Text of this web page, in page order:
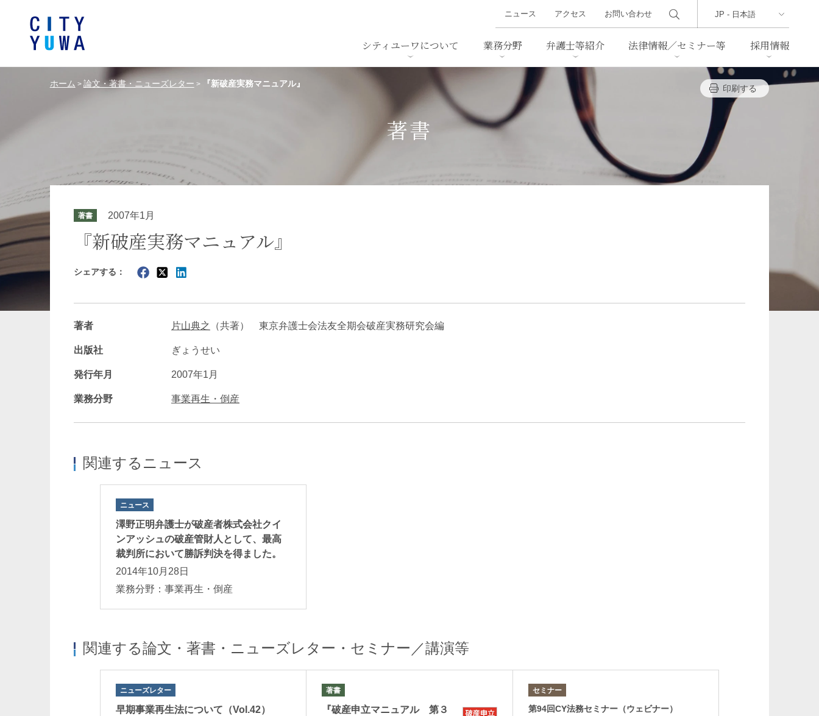
シティユーワについて
沿革 アクセス
業務分野
M&A 事業再生・倒産
通商法・経済安全保障
危機管理／コンプライアンス 中国法務
エネルギー・資源
暗号資産・NFT 建設・建築 インフラ／PFI／PPP
弁護士等紹介 法律情報／セミナー等
セミナー/講演等 ニューズレター 判例紹介
法律用語集
採用情報
スタッフ採用
ニュース アクセス お問い合わせ
ホーム > 論文・著書・ニューズレター > 『新破産実務マニュアル』 印刷する
著書
著書 2007年1月
『新破産実務マニュアル』
シェアする：
著者 片山典之 （共著） 東京弁護士会法友全期会破産実務研究会編
出版社 ぎょうせい
発行年月 2007年1月
業務分野 事業再生・倒産
関連するニュース
ニュース
澤野正明弁護士が破産者株式会社クイ
ンアッシュの破産管財人として、最高
裁判所において勝訴判決を得ました。
2014年10月28日
業務分野：事業再生・倒産
関連する論文・著書・ニューズレター・セミナー／講演等
ニューズレター
早期事業再生法について（Vol.42）
著書
『破産申立マニュアル 第３
セミナー
第94回CY法務セミナー（ウェビナー）